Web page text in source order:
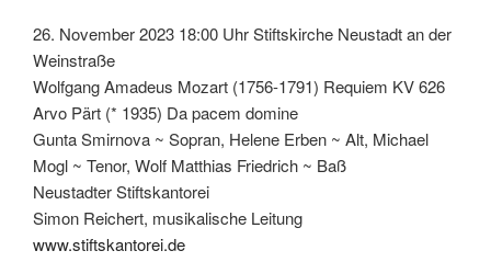
26. November 2023 18:00 Uhr Stiftskirche Neustadt an der
Weinstraße
Wolfgang Amadeus Mozart (1756-1791) Requiem KV 626
Arvo Pärt (* 1935) Da pacem domine
Gunta Smirnova ~ Sopran, Helene Erben ~ Alt, Michael
Mogl ~ Tenor, Wolf Matthias Friedrich ~ Baß
Neustadter Stiftskantorei
Simon Reichert, musikalische Leitung
www.stiftskantorei.de